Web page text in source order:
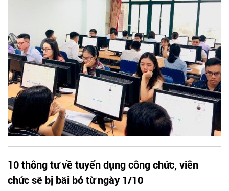
10 thông tư về tuyển dụng công chức, viên
chức sẽ bị bãi bỏ từ ngày 1/10